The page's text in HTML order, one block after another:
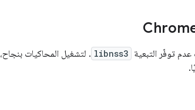
libnss3 . لتشغيل المحاكيات بنجاح،